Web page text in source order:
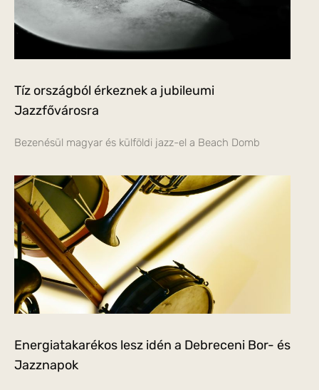
Tíz országból érkeznek a jubileumi
Jazzfővárosra
Bezenésül magyar és külföldi jazz-el a Beach Domb
Energiatakarékos lesz idén a Debreceni Bor- és
Jazznapok